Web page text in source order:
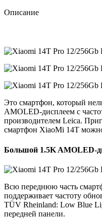
Описание
Это смартфон, который
AMOLED-дисплеем с
производителем Leica.
смартфон XiaoMi 14T можно
Большой 1.5K AMOLED-
Всю переднюю часть
поддерживает частоту
TÜV Rheinland: Low Blue
передней панели.